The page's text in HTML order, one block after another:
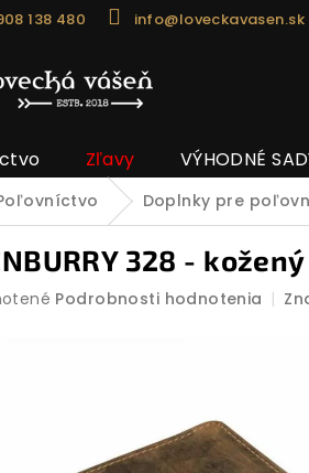
138 480 info@loveckavasen.sk
Zľavy VÝHODNÉ
Doplnky pre
328 -
Podrobnosti hodnotenia